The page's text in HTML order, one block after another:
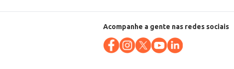
Acompanhe a gente nas redes sociais